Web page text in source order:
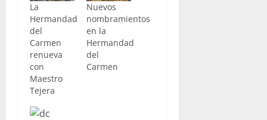
La
Hermandad
del
Carmen
renueva
con
Maestro
Tejera
Nuevos
nombramientos
en la
Hermandad
del
Carmen